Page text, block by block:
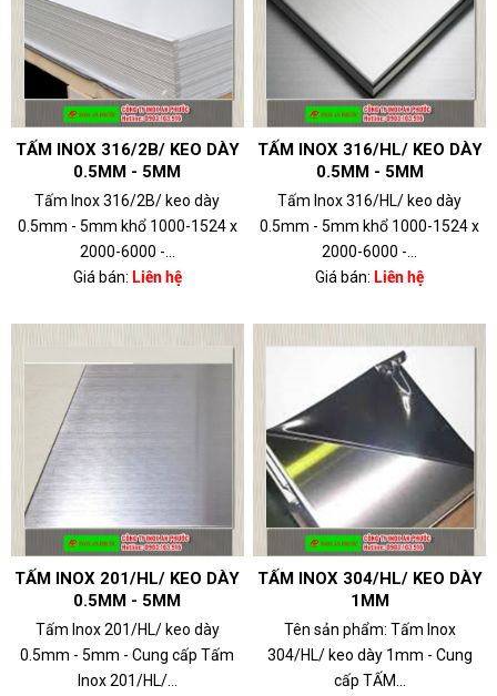
TẤM INOX 316/2B/ KEO DÀY
0.5MM - 5MM
Tấm Inox 316/2B/ keo dày
0.5mm - 5mm khổ 1000-1524 x
2000-6000 -...
Giá bán: Liên hệ
TẤM INOX 316/HL/ KEO DÀY
0.5MM - 5MM
Tấm Inox 316/HL/ keo dày
0.5mm - 5mm khổ 1000-1524 x
2000-6000 -...
Giá bán: Liên hệ
TẤM INOX 201/HL/ KEO DÀY
0.5MM - 5MM
Tấm Inox 201/HL/ keo dày
0.5mm - 5mm - Cung cấp Tấm
Inox 201/HL/...
TẤM INOX 304/HL/ KEO DÀY
1MM
Tên sản phẩm: Tấm Inox
304/HL/ keo dày 1mm - Cung
cấp TẤM...